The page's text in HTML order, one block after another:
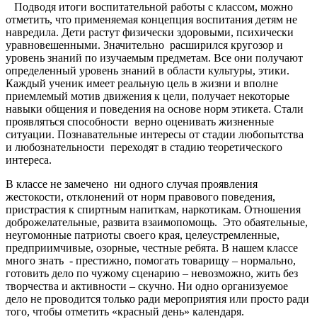
Подводя итоги воспитательной работы с классом, можно
отметить, что применяемая концепция воспитания детям не
навредила. Де­ти растут физически здоровыми, психически
уравновешенными. Значительно расширился кругозор и
уровень знаний по изучаемым предметам. Все они получают
определенный уровень знаний в области культуры, этики.
Каждый ученик имеет реальную цель в жизни и вполне
приемлемый мотив движения к цели, получает некоторые
навыки общения и поведения на основе норм этикета. Стали
проявляться способности верно оценивать жизненные
ситуации. Познавательные интересы от стадии любопытства
и любознательности переходят в стадию теоретического
интереса.
В классе не замечено ни одного случая проявления
жестокости, отклонений от норм правового поведения,
пристрастия к спиртным напит­кам, наркотикам. Отношения
доброжелательные, развита взаимопомощь. Это обаятельные,
неугомонные патриоты своего края, целеустремленные,
предприимчивые, озорные, честные ребята. В нашем классе
много знать - престижно, помогать товарищу – нормально,
готовить дело по чужому сценарию – невозможно, жить без
творчества и активности – скучно. Ни одно организуемое
дело не проводится только ради мероприятия или просто ради
того, чтобы отметить «красный день» календаря.